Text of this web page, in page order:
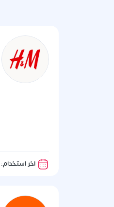
اخر استخدام: